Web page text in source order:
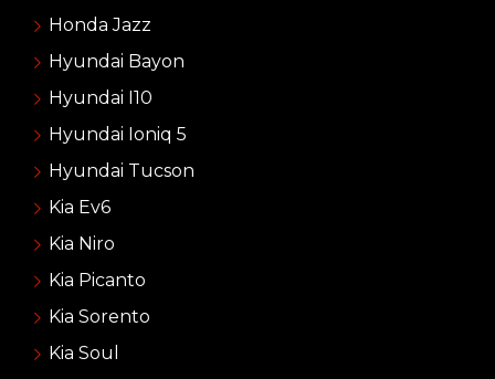
Honda Jazz
Hyundai Bayon
Hyundai I10
Hyundai Ioniq 5
Hyundai Tucson
Kia Ev6
Kia Niro
Kia Picanto
Kia Sorento
Kia Soul